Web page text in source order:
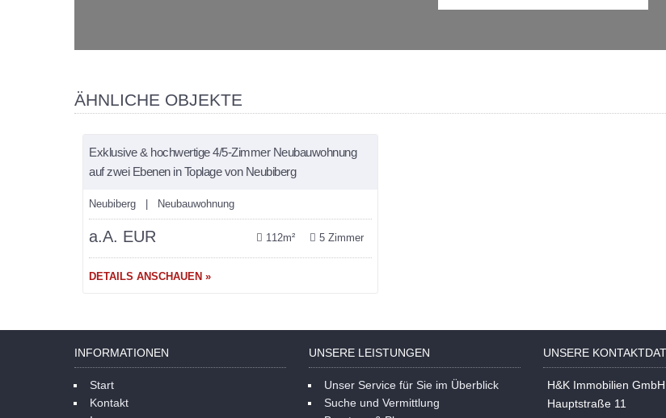
ÄHNLICHE OBJEKTE
VERKAUFT!
merken
Exklusive & hochwertige 4/5-Zimmer Neubauwohnung
auf zwei Ebenen in Toplage von Neubiberg
Neubiberg | Neubauwohnung
a.A. EUR 112m² 5 Zimmer
DETAILS ANSCHAUEN »
INFORMATIONEN
Start
Kontakt
UNSERE LEISTUNGEN
Unser Service für Sie im Überblick
Suche und Vermittlung
UNSERE
H&K Immobilien GmbH
Hauptstraße 11